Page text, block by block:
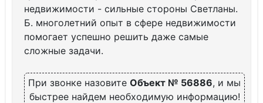
недвижимости - сильные стороны Светланы.
Б. многолетний опыт в сфере недвижимости
помогает успешно решить даже самые
сложные задачи.
При звонке назовите Объект № 56886, и мы
быстрее найдем необходимую информацию!